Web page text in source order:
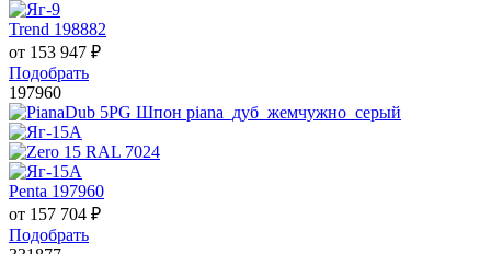
Trend 198882
от 153 947 ₽
Подобрать
197960
Penta 197960
от 157 704 ₽
Подобрать